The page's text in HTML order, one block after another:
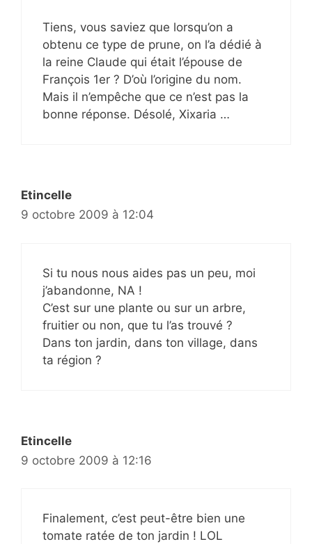
Tiens, vous saviez que lorsqu’on a
obtenu ce type de prune, on l’a dédié à
la reine Claude qui était l’épouse de
François 1er ? D’où l’origine du nom.
Mais il n’empêche que ce n’est pas la
bonne réponse. Désolé, Xixaria …
Etincelle
9 octobre 2009 à 12:04
Si tu nous nous aides pas un peu, moi
j’abandonne, NA !
C’est sur une plante ou sur un arbre,
fruitier ou non, que tu l’as trouvé ?
Dans ton jardin, dans ton village, dans
ta région ?
Etincelle
9 octobre 2009 à 12:16
Finalement, c’est peut-être bien une
tomate ratée de ton jardin ! LOL